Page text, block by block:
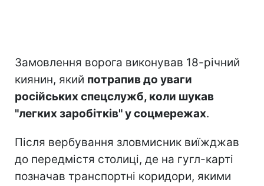
Замовлення ворога виконував 18-річний
киянин, який потрапив до уваги
російських спецслужб, коли шукав
"легких заробітків" у соцмережах.
Після вербування зловмисник виїжджав
до передмістя столиці, де на гугл-карті
позначав транспортні коридори, якими